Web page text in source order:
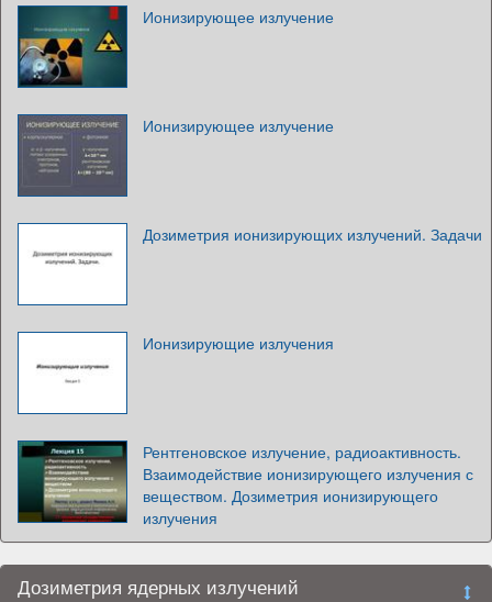
Ионизирующее излучение
Ионизирующее излучение
Дозиметрия ионизирующих излучений. Задачи
Ионизирующие излучения
Рентгеновское излучение, радиоактивность.
Взаимодействие ионизирующего излучения с
веществом. Дозиметрия ионизирующего
излучения
Дозиметрия ядерных излучений